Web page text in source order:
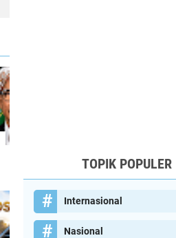
TOPIK POPULER
Internasional
Nasional